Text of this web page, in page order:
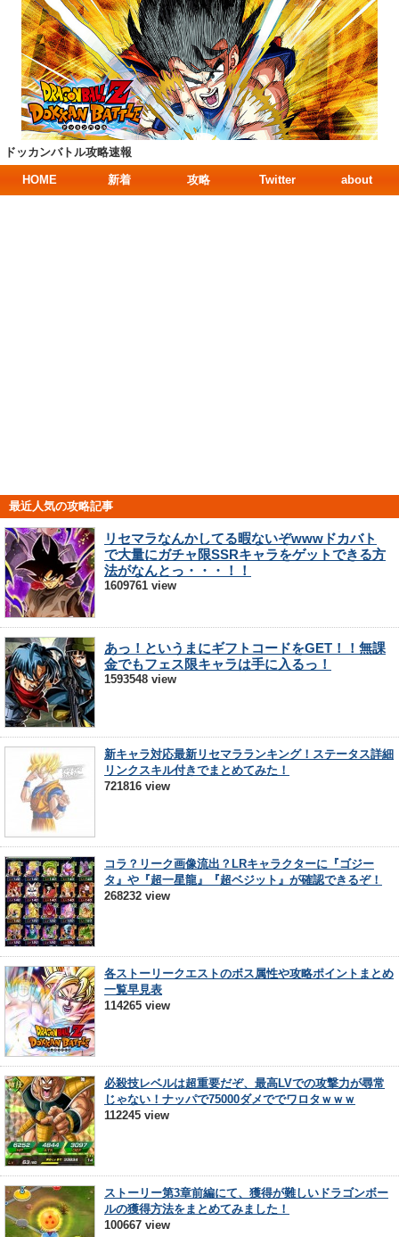
ドッカンバトル攻略速報
HOME 新着 攻略 Twitter about
最近人気の攻略記事
リセマラなんかしてる暇ないぞwwwドカバト
で大量にガチャ限SSRキャラをゲットできる方
法がなんとっ・・・！！
1609761 view
あっ！というまにギフトコードをGET！！無課
金でもフェス限キャラは手に入るっ！
1593548 view
新キャラ対応最新リセマラランキング！ステータス詳細
リンクスキル付きでまとめてみた！
721816 view
コラ？リーク画像流出？LRキャラクターに『ゴジー
タ』や『超一星龍』『超ベジット』が確認できるぞ！
268232 view
各ストーリークエストのボス属性や攻略ポイントまとめ
一覧早見表
114265 view
必殺技レベルは超重要だぞ、最高LVでの攻撃力が尋常
じゃない！ナッパで75000ダメででワロタｗｗｗ
112245 view
ストーリー第3章前編にて、獲得が難しいドラゴンボー
ルの獲得方法をまとめてみました！
100667 view